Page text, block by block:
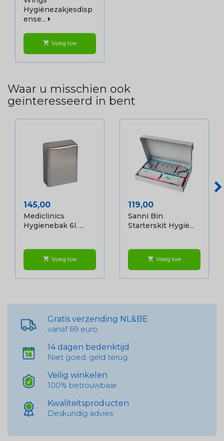
Hygiënezakjesdisp
Ense...
shopping_cart Voeg toe
Waar u misschien ook
geïnteresseerd in bent
Prijs
145,00
Mediclinics
Hygienebak 6l. ...
shopping_cart Voeg toe
Prijs
119,00
Sanni Bin
Starterskit Hygië...
shopping_cart Voeg toe
Gratis verzending NL&BE
vanaf 69 euro
14 dagen bedenktijd
Niet goed, geld terug
Veilig winkelen
100% betrouwbaar
Kwaliteitsproducten
Deskundig advies